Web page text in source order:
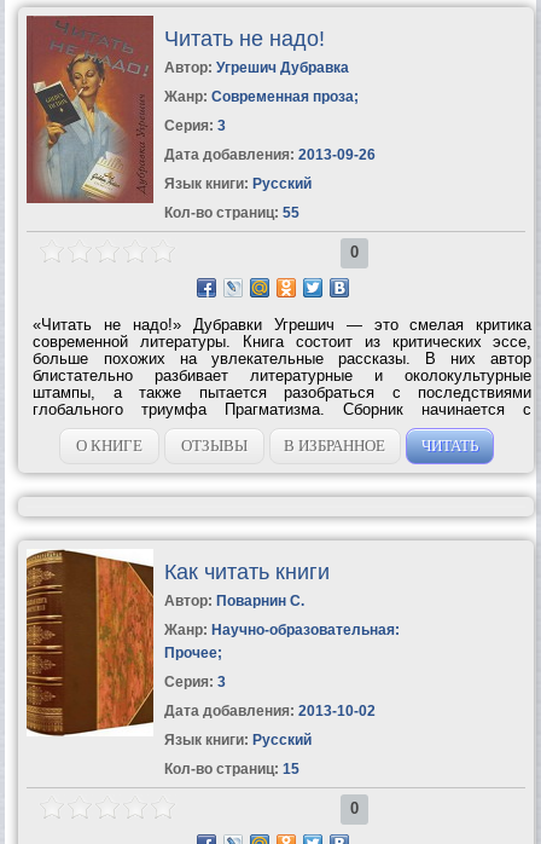
Читать не надо!
Автор: Угрешич Дубравка
Жанр: Современная проза;
Серия: 3
Дата добавления: 2013-09-26
Язык книги: Русский
Кол-во страниц: 55
0
«Читать не надо!» Дубравки Угрешич — это смелая критика
современной литературы. Книга состоит из критических эссе,
больше похожих на увлекательные рассказы. В них автор
блистательно разбивает литературные и околокультурные
штампы, а также пытается разобраться с последствиями
глобального триумфа Прагматизма. Сборник начинается с
остроумной критики книгоиздательского дела, от которой Угрешич
переходит к гораздо более серьезным...
О КНИГЕ ОТЗЫВЫ В ИЗБРАННОЕ ЧИТАТЬ
Как читать книги
Автор: Поварнин С.
Жанр: Научно-образовательная:
Прочее;
Серия: 3
Дата добавления: 2013-10-02
Язык книги: Русский
Кол-во страниц: 15
0